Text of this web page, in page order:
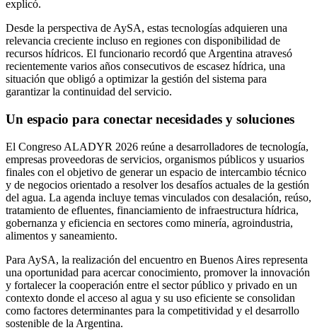
explicó.
Desde la perspectiva de AySA, estas tecnologías adquieren una
relevancia creciente incluso en regiones con disponibilidad de
recursos hídricos. El funcionario recordó que Argentina atravesó
recientemente varios años consecutivos de escasez hídrica, una
situación que obligó a optimizar la gestión del sistema para
garantizar la continuidad del servicio.
Un espacio para conectar necesidades y soluciones
El Congreso ALADYR 2026 reúne a desarrolladores de tecnología,
empresas proveedoras de servicios, organismos públicos y usuarios
finales con el objetivo de generar un espacio de intercambio técnico
y de negocios orientado a resolver los desafíos actuales de la gestión
del agua. La agenda incluye temas vinculados con desalación, reúso,
tratamiento de efluentes, financiamiento de infraestructura hídrica,
gobernanza y eficiencia en sectores como minería, agroindustria,
alimentos y saneamiento.
Para AySA, la realización del encuentro en Buenos Aires representa
una oportunidad para acercar conocimiento, promover la innovación
y fortalecer la cooperación entre el sector público y privado en un
contexto donde el acceso al agua y su uso eficiente se consolidan
como factores determinantes para la competitividad y el desarrollo
sostenible de la Argentina.